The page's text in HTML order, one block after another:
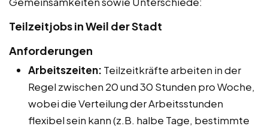
Teilzeitjobs in Weil der Stadt
Anforderungen
Arbeitszeiten: Teilzeitkräfte arbeiten in der
Regel zwischen 20 und 30 Stunden pro Woche,
wobei die Verteilung der Arbeitsstunden
flexibel sein kann (z.B. halbe Tage, bestimmte